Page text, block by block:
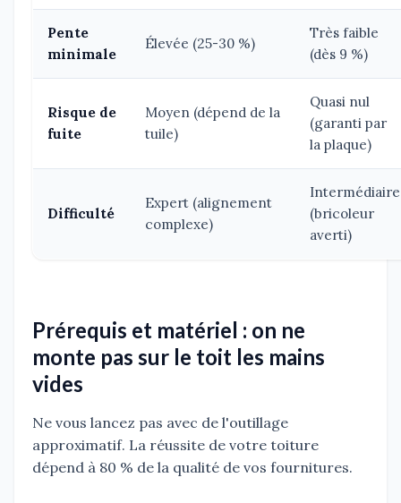
Pente
minimale
Élevée (25-30 %)
Très faible
(dès 9 %)
Risque de
fuite
Moyen (dépend de la
tuile)
Quasi nul
(garanti par
la plaque)
Difficulté
Expert (alignement
complexe)
Intermédiaire
(bricoleur
averti)
Prérequis et matériel : on ne
monte pas sur le toit les mains
vides
Ne vous lancez pas avec de l'outillage
approximatif. La réussite de votre toiture
dépend à 80 % de la qualité de vos fournitures.